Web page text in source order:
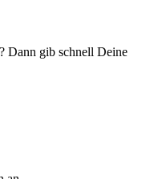
Dann gib schnell Deine